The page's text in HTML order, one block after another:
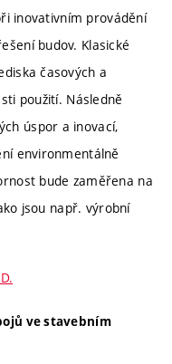
inovativním provádění
budov. Klasické
časových a
použití. Následně
úspor a inovací,
environmentálně
bude zaměřena na
jsou např. výrobní
ve stavebním